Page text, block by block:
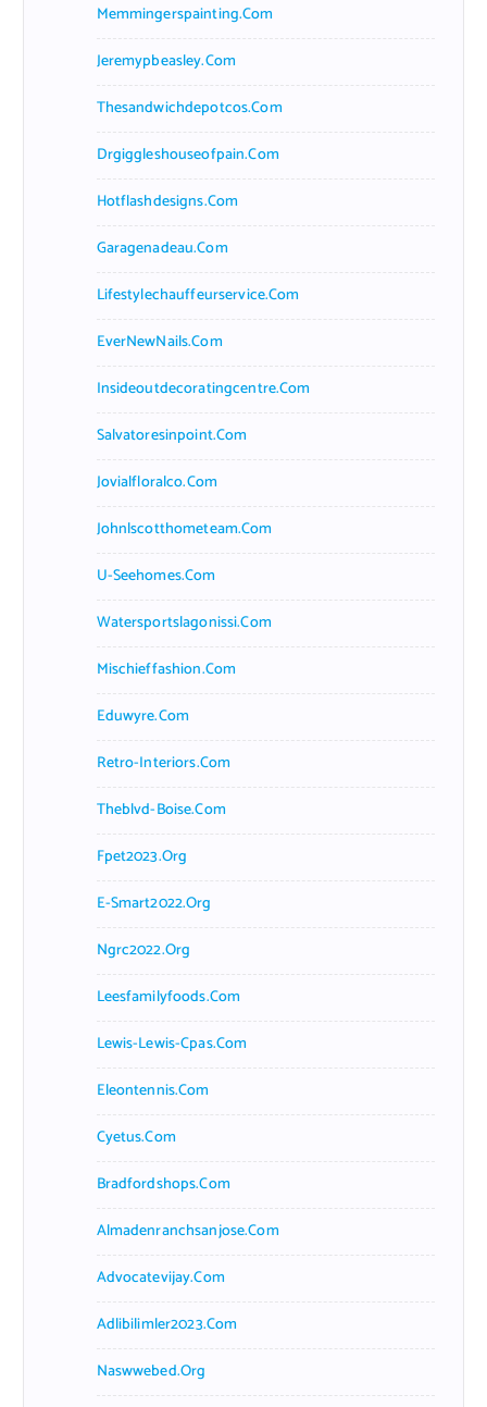
Memmingerspainting.com
Jeremypbeasley.com
Thesandwichdepotcos.com
Drgiggleshouseofpain.com
Hotflashdesigns.com
Garagenadeau.com
Lifestylechauffeurservice.com
EverNewNails.com
Insideoutdecoratingcentre.com
Salvatoresinpoint.com
Jovialfloralco.com
Johnlscotthometeam.com
U-Seehomes.com
Watersportslagonissi.com
Mischieffashion.com
Eduwyre.com
Retro-Interiors.com
Theblvd-Boise.com
Fpet2023.org
E-Smart2022.org
Ngrc2022.org
Leesfamilyfoods.com
Lewis-Lewis-Cpas.com
Eleontennis.com
Cyetus.com
Bradfordshops.com
Almadenranchsanjose.com
Advocatevijay.com
Adlibilimler2023.com
Naswwebed.org